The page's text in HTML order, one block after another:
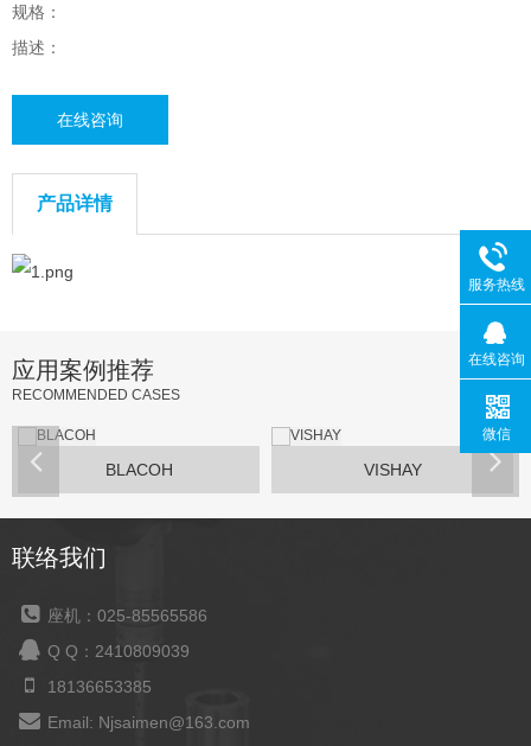
规格：
描述：
在线咨询
产品详情
应用案例推荐
RECOMMENDED CASES
BLACOH VISHAY
联络我们
座机：025-85565586
Q Q：2410809039
18136653385
Email: Njsaimen@163.com
服务热线
在线咨询
微信